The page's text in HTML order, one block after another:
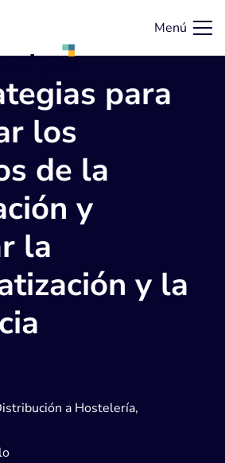
Menú
para
los
de la
y
la
y la
a Hostelería,